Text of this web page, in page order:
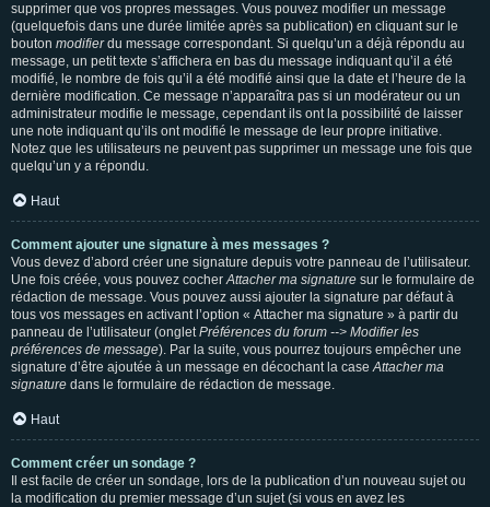
supprimer que vos propres messages. Vous pouvez modifier un message
(quelquefois dans une durée limitée après sa publication) en cliquant sur le
bouton modifierdu message correspondant. Si quelqu’un a déjà répondu au
message, un petit texte s’affichera en bas du message indiquant qu’il a été
modifié, le nombre de fois qu’il a été modifié ainsi que la date et l’heure de la
dernière modification. Ce message n’apparaîtra pas si un modérateur ou un
administrateur modifie le message, cependant ils ont la possibilité de laisser
une note indiquant qu’ils ont modifié le message de leur propre initiative.
Notez que les utilisateurs ne peuvent pas supprimer un message une fois que
quelqu’un y a répondu.
Haut
Comment ajouter une signature à mes messages ?
Vous devez d’abord créer une signature depuis votre panneau de l’utilisateur.
Une fois créée, vous pouvez cocherAttacher ma signature sur le formulaire de
rédaction de message. Vous pouvez aussi ajouter la signature par défaut à
tous vos messages en activant l’option « Attacher ma signature » à partir du
panneau de l’utilisateur (ongletPréférences du forum --> Modifier les
préférences de message). Par la suite, vous pourrez toujours empêcher une
signature d’être ajoutée à un message en décochant la caseAttacher ma
signature dans le formulaire de rédaction de message.
Haut
Comment créer un sondage ?
Il est facile de créer un sondage, lors de la publication d’un nouveau sujet ou
la modification du premier message d’un sujet (si vous en avez les